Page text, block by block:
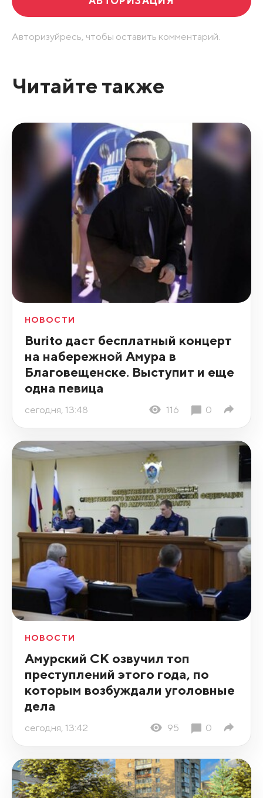
Авторизуйресь, чтобы оставить комментарий.
Читайте также
НОВОСТИ
Burito даст бесплатный концерт
на набережной Амура в
Благовещенске. Выступит и еще
одна певица
сегодня, 13:48 116 0
НОВОСТИ
Амурский СК озвучил топ
преступлений этого года, по
которым возбуждали уголовные
дела
сегодня, 13:42 95 0